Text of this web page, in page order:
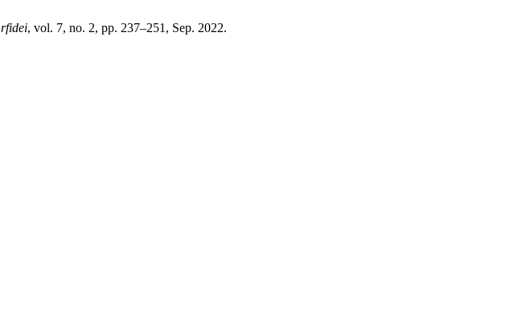
rfidei, vol. 7, no. 2, pp. 237–251, Sep. 2022.